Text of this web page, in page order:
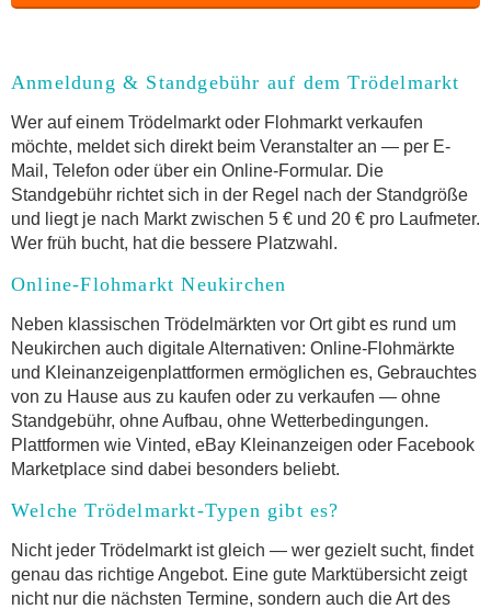
Anmeldung & Standgebühr auf dem Trödelmarkt
Wer auf einem Trödelmarkt oder Flohmarkt verkaufen
möchte, meldet sich direkt beim Veranstalter an — per E-
Mail, Telefon oder über ein Online-Formular. Die
Standgebühr richtet sich in der Regel nach der Standgröße
und liegt je nach Markt zwischen 5 € und 20 € pro Laufmeter.
Wer früh bucht, hat die bessere Platzwahl.
Online-Flohmarkt Neukirchen
Neben klassischen Trödelmärkten vor Ort gibt es rund um
Neukirchen auch digitale Alternativen: Online-Flohmärkte
und Kleinanzeigenplattformen ermöglichen es, Gebrauchtes
von zu Hause aus zu kaufen oder zu verkaufen — ohne
Standgebühr, ohne Aufbau, ohne Wetterbedingungen.
Plattformen wie Vinted, eBay Kleinanzeigen oder Facebook
Marketplace sind dabei besonders beliebt.
Welche Trödelmarkt-Typen gibt es?
Nicht jeder Trödelmarkt ist gleich — wer gezielt sucht, findet
genau das richtige Angebot. Eine gute Marktübersicht zeigt
nicht nur die nächsten Termine, sondern auch die Art des